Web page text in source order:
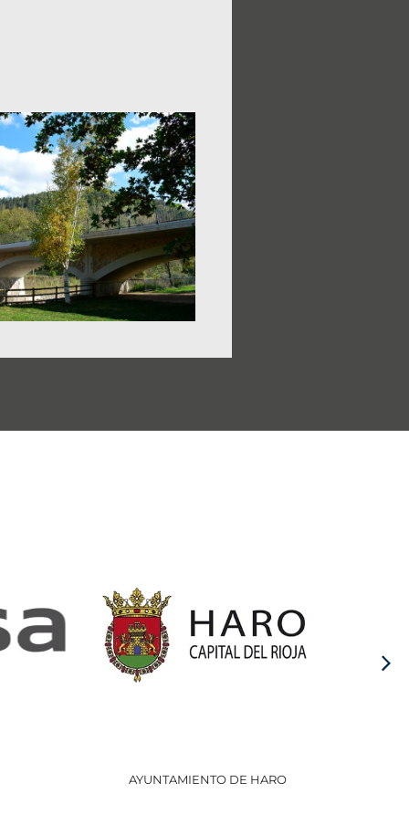
AYUNTAMIENTO DE HARO